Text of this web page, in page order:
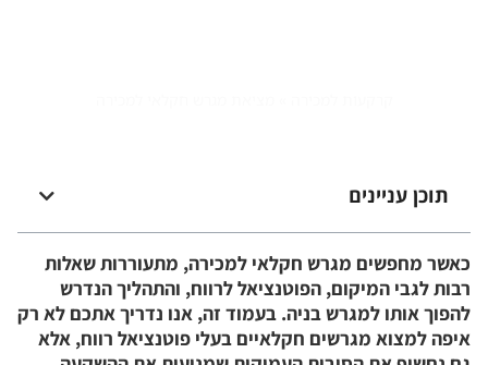
תוכן עניינים
כאשר מחפשים מגרש חקלאי למכירה, מתעוררות שאלות
רבות לגבי המיקום, הפוטנציאל לרווח, והתהליך הנדרש
להפוך אותו למגרש בניה. בעמוד זה, אנו נדריך אתכם לא רק
איפה למצוא מגרשים חקלאיים בעלי פוטנציאל רווח, אלא